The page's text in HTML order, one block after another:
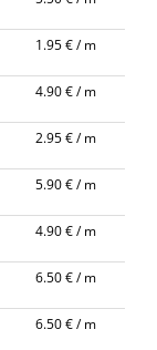
1.95 € / m
4.90 € / m
2.95 € / m
5.90 € / m
4.90 € / m
6.50 € / m
6.50 € / m